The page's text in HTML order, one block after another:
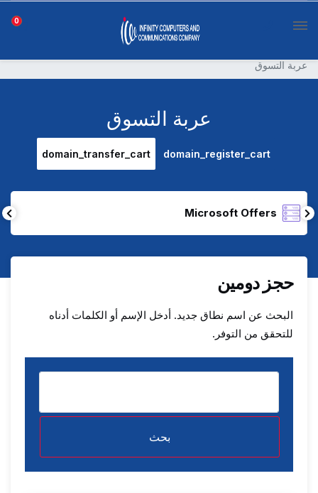
0
عربة التسوق
عربة التسوق
domain_register_cart
domain_transfer_cart
Microsoft Offers
حجز دومين
البحث عن اسم نطاق جديد. أدخل الإسم أو الكلمات أدناه
للتحقق من التوفر.
بحث